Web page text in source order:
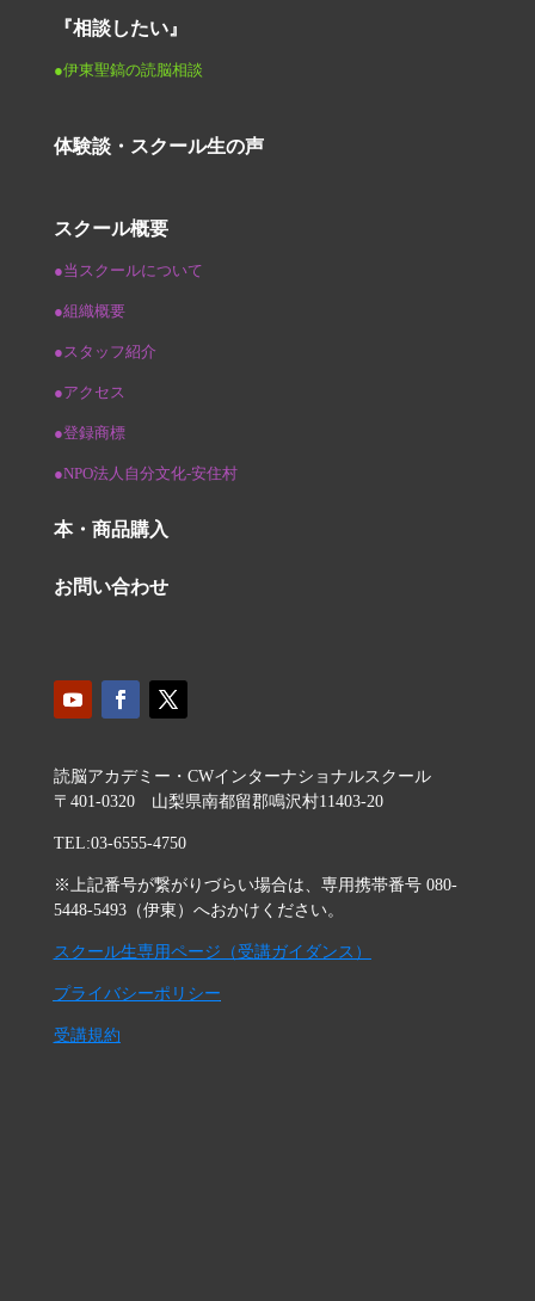
『相談したい』
●伊東聖鎬の読脳相談
体験談・スクール生の声
スクール概要
●当スクールについて
●組織概要
●スタッフ紹介
●アクセス
●登録商標
●NPO法人自分文化-安住村
本・商品購入
お問い合わせ
読脳アカデミー・CWインターナショナルスクール
〒401-0320 山梨県南都留郡鳴沢村11403-20
TEL:03-6555-4750
※上記番号が繋がりづらい場合は、専用携帯番号 080-
5448-5493（伊東）へおかけください。
スクール生専用ページ（受講ガイダンス）
プライバシーポリシー
受講規約